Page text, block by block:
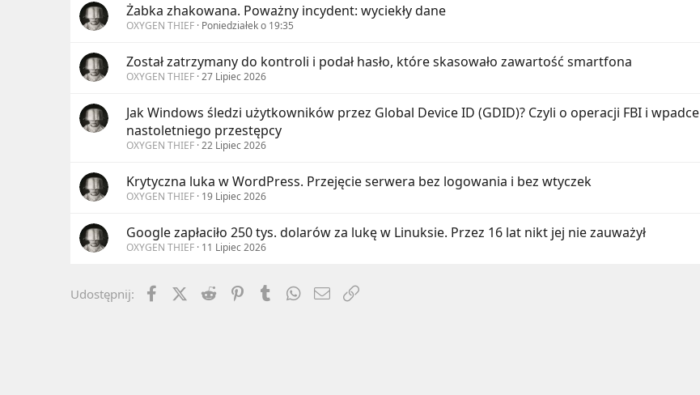
Żabka zhakowana. Poważny incydent: wyciekły dane
OXYGEN THIEF Poniedziałek o 19:35
Został zatrzymany do kontroli i podał hasło, które skasowało zawartość smartfona
OXYGEN THIEF 27 Lipiec 2026
Jak Windows śledzi użytkowników przez Global Device ID (GDID)? Czyli o operacji FBI i wpadce
nastoletniego przestępcy
OXYGEN THIEF 22 Lipiec 2026
Krytyczna luka w WordPress. Przejęcie serwera bez logowania i bez wtyczek
OXYGEN THIEF 19 Lipiec 2026
Google zapłaciło 250 tys. dolarów za lukę w Linuksie. Przez 16 lat nikt jej nie zauważył
OXYGEN THIEF 11 Lipiec 2026
Udostępnij: FacebookX (Twitter)
Reddit PinterestTumblrWhatsApp
Email